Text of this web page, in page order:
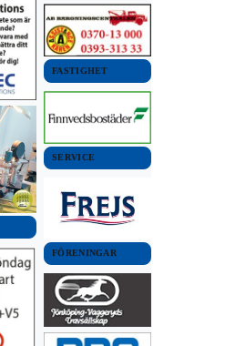
FASTIGHET
SERVICE
FÖRENINGAR